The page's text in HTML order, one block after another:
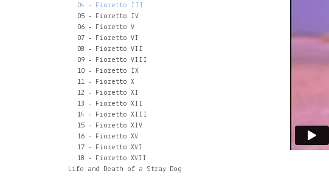
04 - Fioretto III
05 - Fioretto IV
06 - Fioretto V
07 - Fioretto VI
08 - Fioretto VII
09 - Fioretto VIII
10 - Fioretto IX
11 - Fioretto X
12 - Fioretto XI
13 - Fioretto XII
14 - Fioretto XIII
15 - Fioretto XIV
16 - Fioretto XV
17 - Fioretto XVI
18 - Fioretto XVII
Life and Death of a Stray Dog